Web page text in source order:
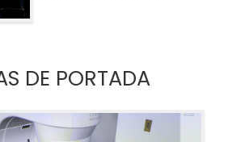
DE PORTADA